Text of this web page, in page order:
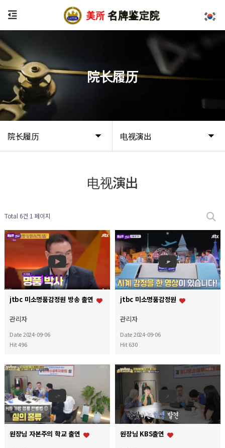
院长履历 电视演出
院长履历
电视演出
Total 6건 1 페이지
jtbc 미소명품감정원 방송 출연
관리자
Date 2024-09-06
Hit 496
jtbc 미소명품감정원
관리자
Date 2024-09-06
Hit 630
원장님 자본주의 학교 출연 원장님 KBS출연